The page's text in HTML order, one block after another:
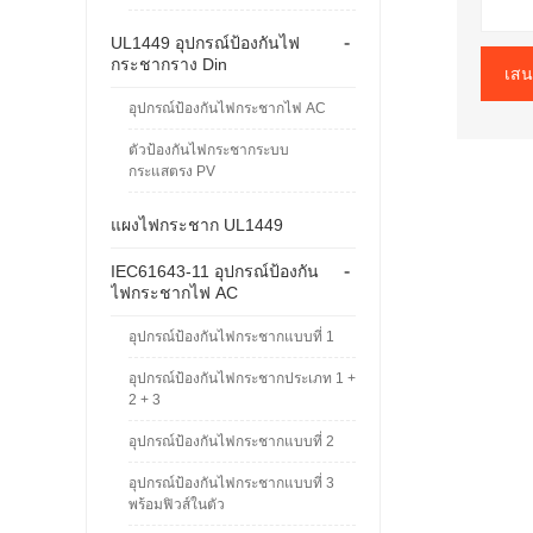
เส
-
UL1449 อุปกรณ์ป้องกันไฟ
กระชากราง Din
อุปกรณ์ป้องกันไฟกระชากไฟ AC
ตัวป้องกันไฟกระชากระบบ
กระแสตรง PV
แผงไฟกระชาก UL1449
-
IEC61643-11 อุปกรณ์ป้องกัน
ไฟกระชากไฟ AC
อุปกรณ์ป้องกันไฟกระชากแบบที่ 1
อุปกรณ์ป้องกันไฟกระชากประเภท 1 +
2 + 3
อุปกรณ์ป้องกันไฟกระชากแบบที่ 2
อุปกรณ์ป้องกันไฟกระชากแบบที่ 3
พร้อมฟิวส์ในตัว